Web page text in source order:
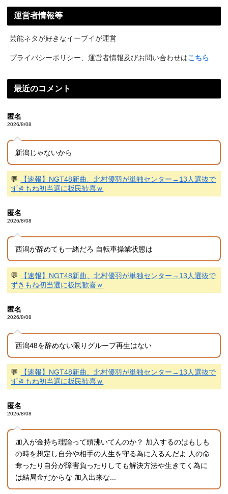
運営者情報等
芸能ネタが好きなイーブイが運営
プライバシーポリシー、運営者情報及びお問い合わせはこちら
最近のコメント
匿名
2026/8/08
新潟じゃないから
💬
【速報】NGT48新曲、北村優羽が単独センター→13人選抜で
ずきもね初当選に板民歓喜ｗ
匿名
2026/8/08
西潟が辞めても一緒だろ 自転車操業状態は
💬
【速報】NGT48新曲、北村優羽が単独センター→13人選抜で
ずきもね初当選に板民歓喜ｗ
匿名
2026/8/08
西潟48を辞めない限りグループ再生はない
💬
【速報】NGT48新曲、北村優羽が単独センター→13人選抜で
ずきもね初当選に板民歓喜ｗ
匿名
2026/8/08
加入が金持ち理論って頭沸いてんのか？ 加入するのはもしも
の時を想定し自分や相手の人生を守る為に入るんだよ 人の命
奪ったり自分が障害負ったりしても解決方法や生きてく為に
は結局金だからな 加入出来な...